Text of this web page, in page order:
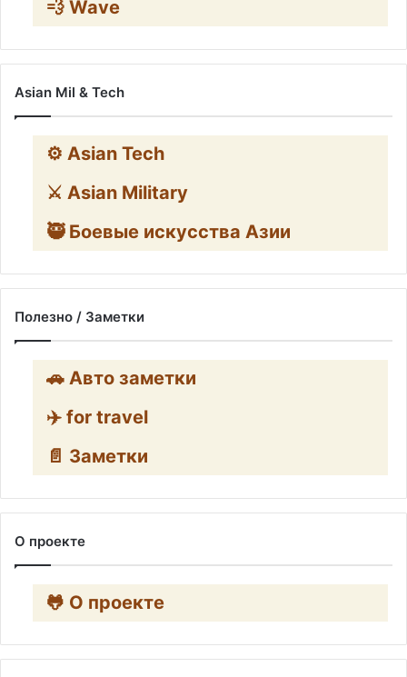
💨 Wave
Asian Mil & Tech
⚙️ Asian Tech
⚔️ Asian Military
🥷 Боевые искусства Азии
Полезно / Заметки
🚗 Авто заметки
✈️ for travel
📄 Заметки
О проекте
🐸 О проекте